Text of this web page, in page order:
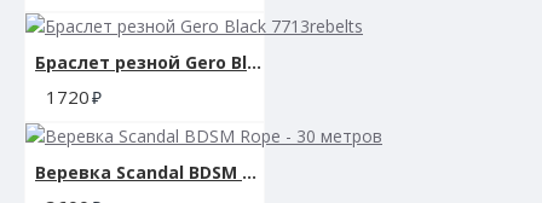
Браслет резной Gero Black 7713rebelts
1720
Веревка Scandal BDSM Rope - 30 метров